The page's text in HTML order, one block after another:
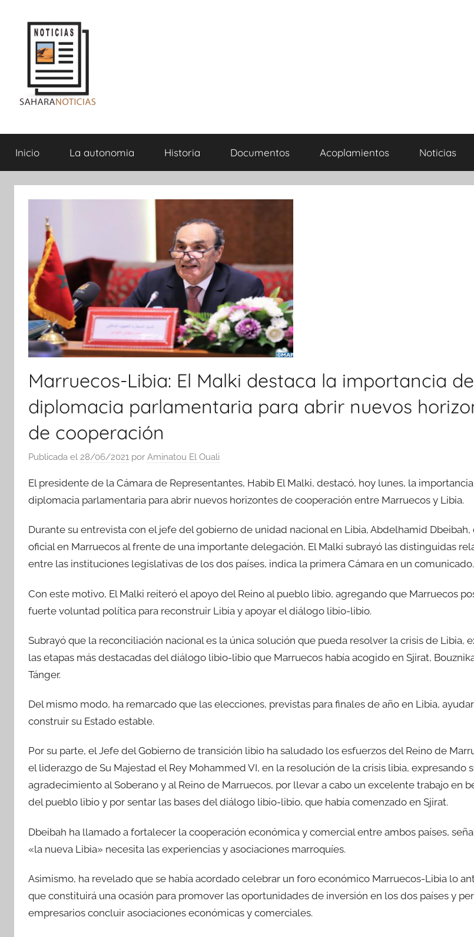
contenido
Sahara
Noticias
Inicio La autonomia Historia Documentos Acoplamientos Noticias
Marruecos-Libia: El Malki destaca la importancia
diplomacia parlamentaria para abrir nuevos
de cooperación
Publicada el 28/06/2021 por Aminatou El Ouali
El presidente de la Cámara de Representantes, Habib El Malki, destacó, hoy lunes, la
diplomacia parlamentaria para abrir nuevos horizontes de cooperación entre Marruecos y Libia.
Durante su entrevista con el jefe del gobierno de unidad nacional en Libia, Abdelhamid Dbeibah,
oficial en Marruecos al frente de una importante delegación, El Malki subrayó las distinguidas
entre las instituciones legislativas de los dos países, indica la primera Cámara en un comunicado.
Con este motivo, El Malki reiteró el apoyo del Reino al pueblo libio, agregando que Marruecos
fuerte voluntad política para reconstruir Libia y apoyar el diálogo libio-libio.
Subrayó que la reconciliación nacional es la única solución que pueda resolver la crisis de Libia,
las etapas más destacadas del diálogo libio-libio que Marruecos había acogido en Sjirat,
Tánger.
Del mismo modo, ha remarcado que las elecciones, previstas para finales de año en Libia,
construir su Estado estable.
Por su parte, el Jefe del Gobierno de transición libio ha saludado los esfuerzos del Reino de
el liderazgo de Su Majestad el Rey Mohammed VI, en la resolución de la crisis libia, expresando
agradecimiento al Soberano y al Reino de Marruecos, por llevar a cabo un excelente trabajo en
del pueblo libio y por sentar las bases del diálogo libio-libio, que había comenzado en Sjirat.
Dbeibah ha llamado a fortalecer la cooperación económica y comercial entre ambos países,
«la nueva Libia» necesita las experiencias y asociaciones marroquíes.
Asimismo, ha revelado que se había acordado celebrar un foro económico Marruecos-Libia lo
que constituirá una ocasión para promover las oportunidades de inversión en los dos países y
empresarios concluir asociaciones económicas y comerciales.